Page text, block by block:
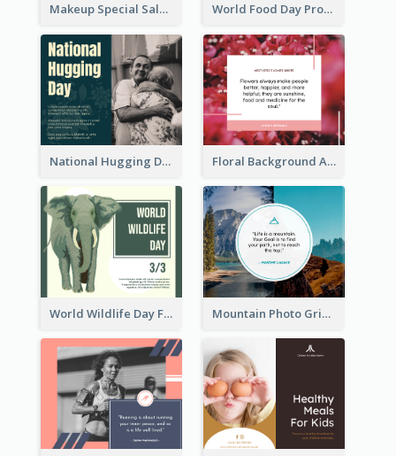
Makeup Special Sale Facebook Post World Food Day Promote Facebook Post
National Hugging Day Facebook Post Floral Background Aesthetic Quote Facebook Post
World Wildlife Day Facebook Post Mountain Photo Grid Inspirational Quote Facebook Post